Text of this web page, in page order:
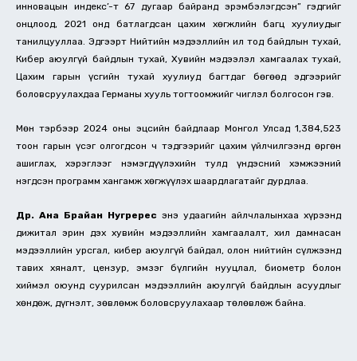
инновацын индекс’-т 67 дугаар байранд эрэмбэлэгдсэн” гэдгийг
онцлоод, 2021 онд батлагдсан цахим хөгжлийн багц хуулиудыг
танилцууллаа. Эдгээрт Нийтийн мэдээллийн ил тод байдлын тухай,
Кибер аюулгүй байдлын тухай, Хувийн мэдээлэл хамгаалах тухай,
Цахим гарын үсгийн тухай хуулиуд багтдаг бөгөөд эдгээрийг
боловсруулахдаа Германы хууль тогтоомжийг чиглэл болгосон гэв.
Мөн тэрбээр 2024 оны эцсийн байдлаар Монгол Улсад 1,384,523
тоон гарын үсэг олгогдсон ч тэдгээрийг цахим үйлчилгээнд өргөн
ашиглах, хэрэглээг нэмэгдүүлэхийн тулд үндэсний хэмжээний
нэгдсэн программ хангамж хөгжүүлэх шаардлагатайг дурдлаа.
Др. Ана Брайан Нугререс энэ удаагийн айлчлалынхаа хүрээнд
дижитал эрин дэх хувийн мэдээллийн хамгаалалт, хил дамнасан
мэдээллийн урсгал, кибер аюулгүй байдал, олон нийтийн сүлжээнд
тавих хяналт, цензур, эмзэг бүлгийн нууцлал, биометр болон
хиймэл оюунд суурилсан мэдээллийн аюулгүй байдлын асуудлыг
хөндөж, дүгнэлт, зөвлөмж боловсруулахаар төлөвлөж байна.